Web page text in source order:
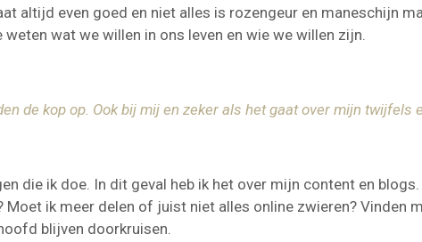
altijd even goed en niet alles is rozengeur en maneschijn
wat we willen in ons leven en wie we willen zijn.
de kop op. Ook bij mij en zeker als het gaat over mijn twijfels
die ik doe. In dit geval heb ik het over mijn content en
ik meer delen of juist niet alles online zwieren? Vinden
blijven doorkruisen.